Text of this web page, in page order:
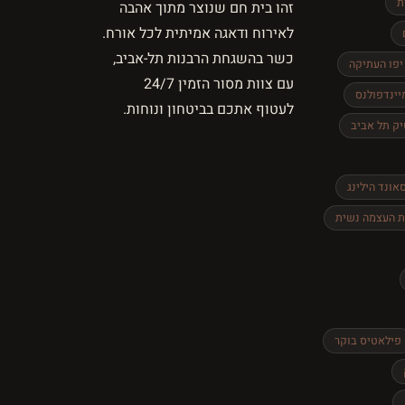
יפו העתיקה
תל אביב
סאונד הילינג
העצמה נשית
פילאטיס בוקר
זהו בית חם שנוצר מתוך אהבה
לאירוח ודאגה אמיתית לכל אורח.
כשר בהשגחת הרבנות תל-אביב,
עם צוות מסור הזמין 24/7
לעטוף אתכם בביטחון ונוחות.